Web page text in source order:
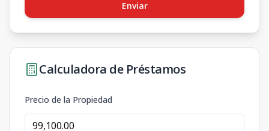
Enviar
Calculadora de Préstamos
Precio de la Propiedad